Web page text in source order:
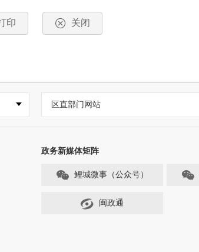
印 关闭
区直部门网站
政务新媒体矩阵
鲤城微事（公众号）
闽政通